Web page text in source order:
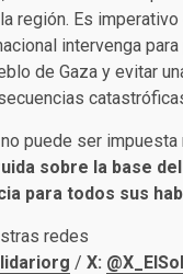
región. Es imperativo
intervenga
de Gaza y evitar
no puede ser impuesta
sobre la base
para todos sus
redes
/ X: